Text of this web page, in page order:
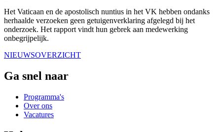
Het Vaticaan en de apostolisch nuntius in het VK hebben ondanks
herhaalde verzoeken geen getuigenverklaring afgelegd bij het
onderzoek. Het rapport vindt hun gebrek aan medewerking
onbegrijpelijk.
NIEUWSOVERZICHT
Ga snel naar
Programma's
Over ons
Vacatures